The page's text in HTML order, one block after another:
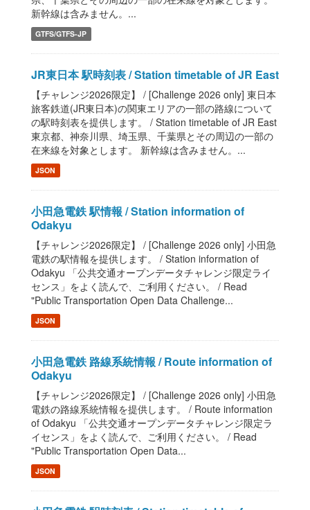
新幹線は含みません。...
GTFS/GTFS-JP
JR東日本 駅時刻表 / Station timetable of JR East
【チャレンジ2026限定】 / [Challenge 2026 only] 東日本
旅客鉄道(JR東日本)の関東エリアの一部の路線について
の駅時刻表を提供します。 / Station timetable of JR East
東京都、神奈川県、埼玉県、千葉県とその周辺の一部の
在来線を対象とします。 新幹線は含みません。...
JSON
小田急電鉄 駅情報 / Station information of
Odakyu
【チャレンジ2026限定】 / [Challenge 2026 only] 小田急
電鉄の駅情報を提供します。 / Station information of
Odakyu 「公共交通オープンデータチャレンジ限定ライ
センス」をよく読んで、ご利用ください。 / Read
"Public Transportation Open Data Challenge...
JSON
小田急電鉄 路線系統情報 / Route information of
Odakyu
【チャレンジ2026限定】 / [Challenge 2026 only] 小田急
電鉄の路線系統情報を提供します。 / Route information
of Odakyu 「公共交通オープンデータチャレンジ限定ラ
イセンス」をよく読んで、ご利用ください。 / Read
"Public Transportation Open Data...
JSON